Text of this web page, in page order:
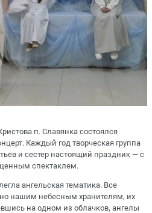
п. Славянка состоялся
Каждый год творческая группа
и сестер настоящий праздник — с
спектаклем.
ангельская тематика. Все
нашим небесным хранителям, их
на одном из облачков, ангелы